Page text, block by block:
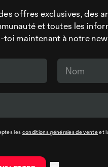
offres exclusives, des
et toutes les
toi maintenant à notre
les conditions générales de venteet